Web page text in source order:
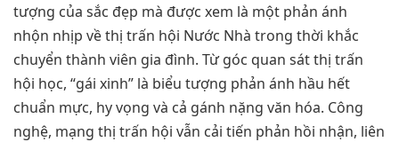
tượng của sắc đẹp mà được xem là một phản ánh
nhộn nhịp về thị trấn hội Nước Nhà trong thời khắc
chuyển thành viên gia đình. Từ góc quan sát thị trấn
hội học, “gái xinh” là biểu tượng phản ánh hầu hết
chuẩn mực, hy vọng và cả gánh nặng văn hóa. Công
nghệ, mạng thị trấn hội vẫn cải tiến phản hồi nhận, liên